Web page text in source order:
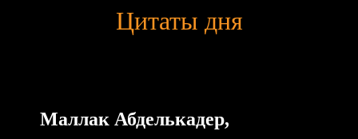
Цитаты дня
Маллак Абделькадер,